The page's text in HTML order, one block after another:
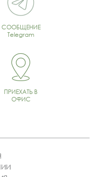
СООБЩЕНИЕ
Telegram
ПРИЕХАТЬ В
ОФИС